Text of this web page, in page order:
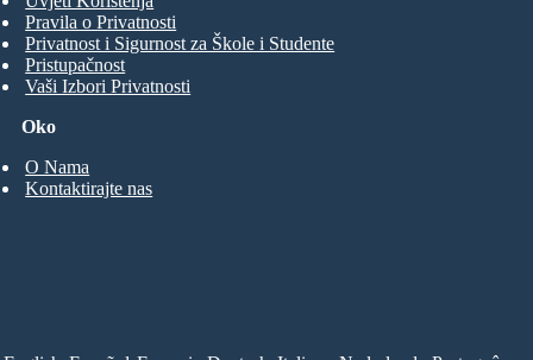
Oko
O Nama
Kontaktirajte nas
Pravila o Privatnosti
Privatnost i Sigurnost za Škole i Studente
Pristupačnost
Vaši Izbori Privatnosti